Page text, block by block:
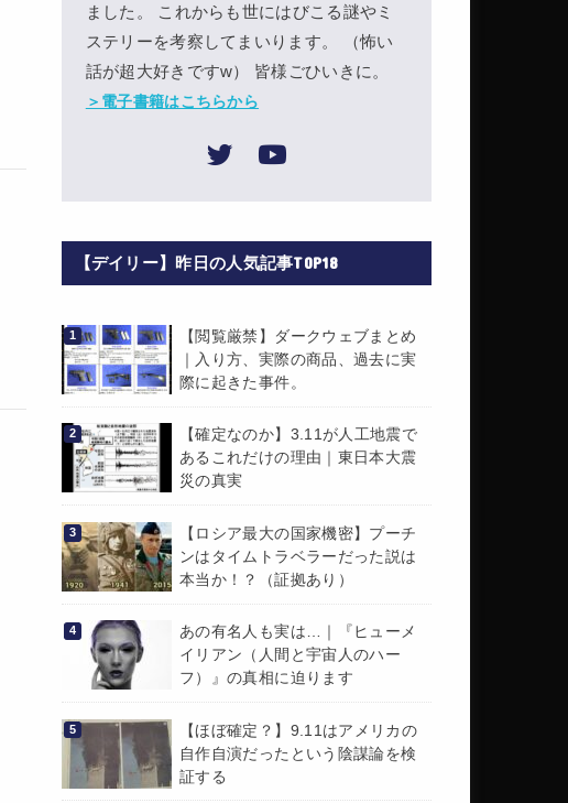
ました。 これからも世にはびこる謎やミ
ステリーを考察してまいります。 （怖い
話が超大好きですw） 皆様ごひいきに。
＞電子書籍はこちらから
【デイリー】昨日の人気記事TOP18
【閲覧厳禁】ダークウェブまとめ
｜入り方、実際の商品、過去に実
際に起きた事件。
【確定なのか】3.11が人工地震で
あるこれだけの理由｜東日本大震
災の真実
【ロシア最大の国家機密】プーチ
ンはタイムトラベラーだった説は
本当か！？（証拠あり）
あの有名人も実は…｜『ヒューメ
イリアン（人間と宇宙人のハー
フ）』の真相に迫ります
【ほぼ確定？】9.11はアメリカの
自作自演だったという陰謀論を検
証する